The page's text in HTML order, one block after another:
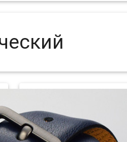
897 ₽
